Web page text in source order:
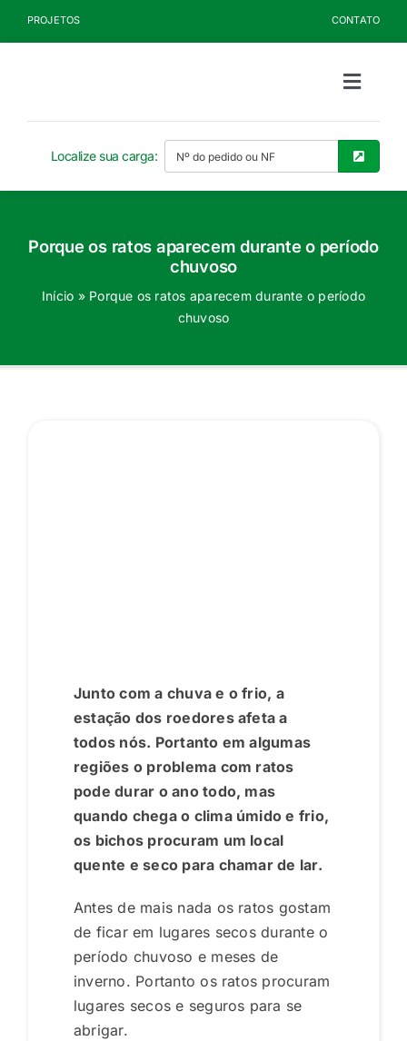
PROJETOS CONTATO
Toggle
Produtos
Documentos
Seja Cliente
Localize sua carga:
Porque os ratos aparecem durante o período
chuvoso
Início » Porque os ratos aparecem durante o período
chuvoso
Junto com a chuva e o frio, a
estação dos roedores afeta a
todos nós. Portanto em algumas
regiões o problema com ratos
pode durar o ano todo, mas
quando chega o clima úmido e frio,
os bichos procuram um local
quente e seco para chamar de lar.
Antes de mais nada os ratos gostam
de ficar em lugares secos durante o
período chuvoso e meses de
inverno. Portanto os ratos procuram
lugares secos e seguros para se
abrigar.